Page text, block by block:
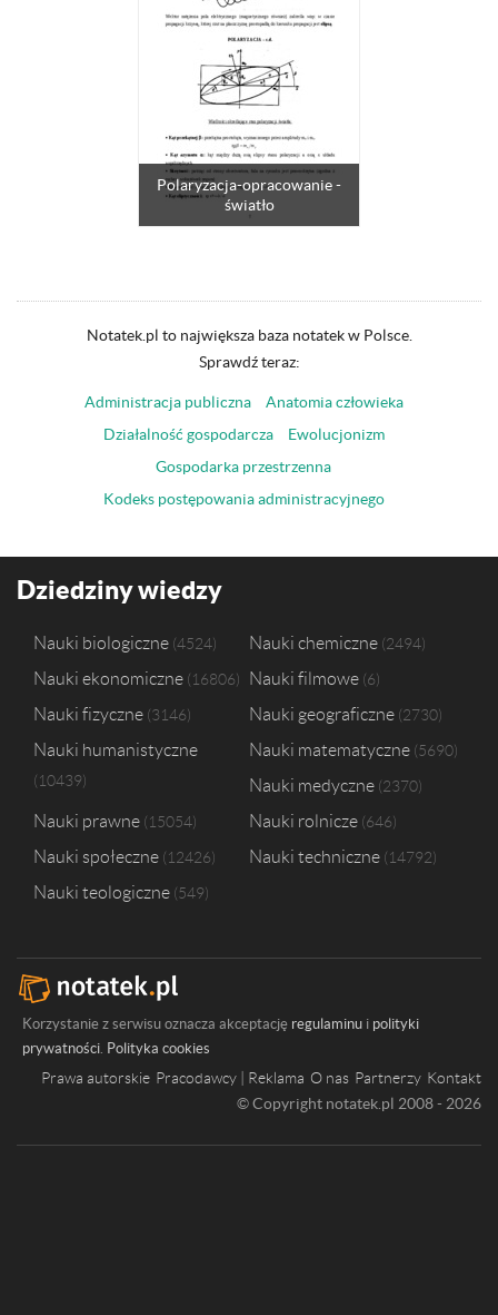
Polaryzacja-opracowanie -
światło
Notatek.pl to największa baza notatek w Polsce.
Sprawdź teraz:
Administracja publiczna
Anatomia człowieka
Działalność gospodarcza
Ewolucjonizm
Gospodarka przestrzenna
Kodeks postępowania administracyjnego
Dziedziny wiedzy
Nauki biologiczne 4524 Nauki chemiczne 2494
Nauki ekonomiczne 16806 Nauki filmowe 6
Nauki fizyczne 3146 Nauki geograficzne 2730
Nauki humanistyczne
10439
Nauki matematyczne 5690
Nauki medyczne 2370
Nauki prawne 15054 Nauki rolnicze 646
Nauki społeczne 12426 Nauki techniczne 14792
Nauki teologiczne 549
Korzystanie z serwisu oznacza akceptację regulaminu i polityki
prywatności. Polityka cookies
Prawa autorskie Pracodawcy | Reklama O nas Partnerzy Kontakt
© Copyright notatek.pl 2008 - 2026